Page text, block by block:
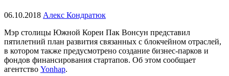
06.10.2018 Алекс Кондратюк
Мэр столицы Южной Кореи Пак Вонсун представил
пятилетний план развития связанных с блокчейном отраслей,
в котором также предусмотрено создание бизнес-парков и
фондов финансирования стартапов. Об этом сообщает
агентство Yonhap.